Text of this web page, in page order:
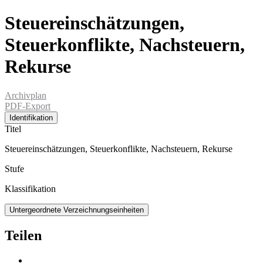
Steuereinschätzungen,
Steuerkonflikte, Nachsteuern,
Rekurse
Archivplan
PDF-Export
Identifikation
Titel
Steuereinschätzungen, Steuerkonflikte, Nachsteuern, Rekurse
Stufe
Klassifikation
Untergeordnete Verzeichnungseinheiten
Teilen